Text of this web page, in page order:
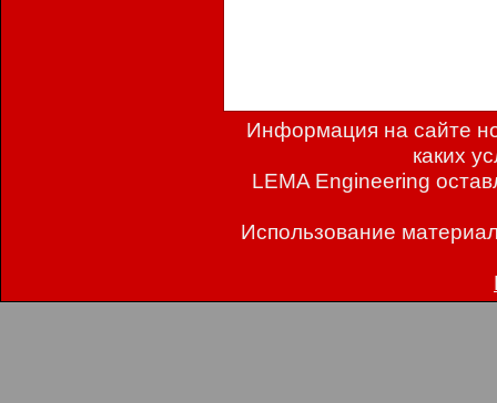
Информация на сайте
каких
LEMA Engineering
Использование